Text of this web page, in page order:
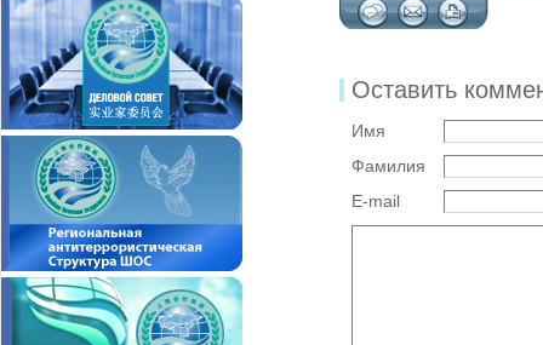
Оставить
Имя
Фамилия
E-mail